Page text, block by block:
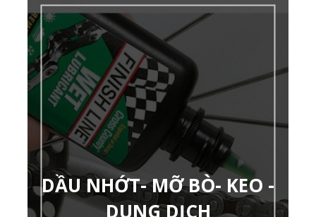
DẦU NHỚT- MỠ BÒ- KEO -
DUNG DỊCH